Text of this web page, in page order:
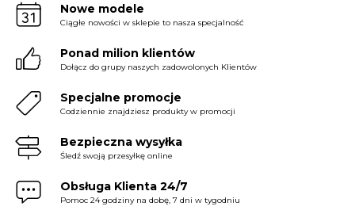
Nowe modele
Ciągłe nowości w sklepie to nasza specjalność
Ponad milion klientów
Dołącz do grupy naszych zadowolonych Klientów
Specjalne promocje
Codziennie znajdziesz produkty w promocji
Bezpieczna wysyłka
Śledź swoją przesyłkę online
Obsługa Klienta 24/7
Pomoc 24 godziny na dobę, 7 dni w tygodniu